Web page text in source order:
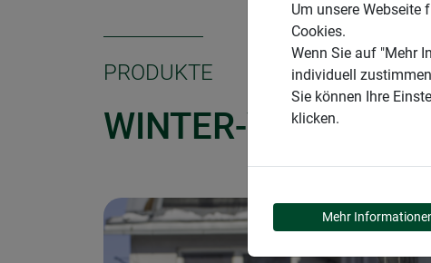
PRODUKTE
WINTER-VLIES
Um unsere
Cookies.
Wenn Sie auf "Mehr
individuell
Sie können Ihre
klicken.
Mehr